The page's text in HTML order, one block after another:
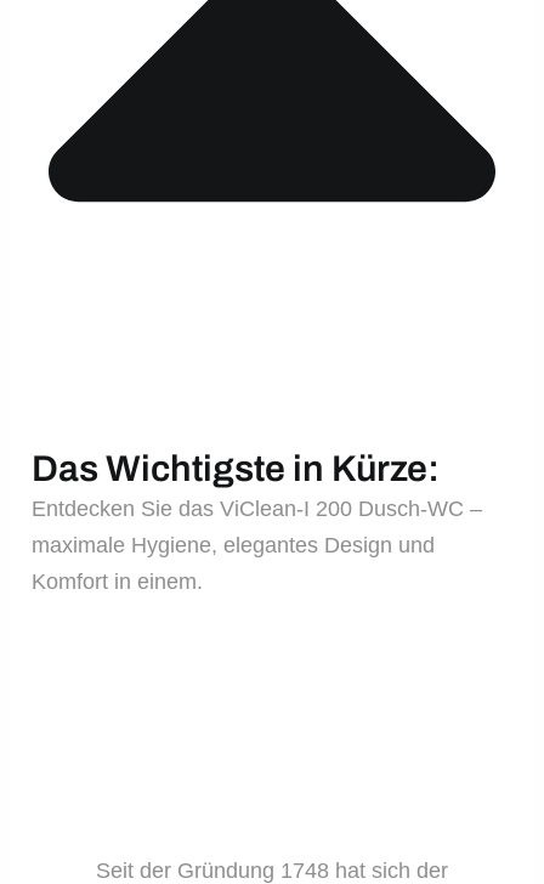
Das Wichtigste in Kürze:
Entdecken Sie das ViClean-I 200 Dusch-WC –
maximale Hygiene, elegantes Design und
Komfort in einem.
Seit der Gründung 1748 hat sich der